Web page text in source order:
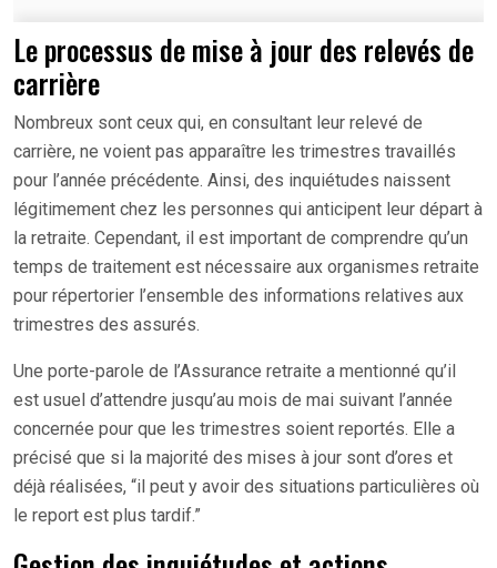
Le processus de mise à jour des relevés de
carrière
Nombreux sont ceux qui, en consultant leur relevé de
carrière, ne voient pas apparaître les trimestres travaillés
pour l’année précédente. Ainsi, des inquiétudes naissent
légitimement chez les personnes qui anticipent leur départ à
la retraite. Cependant, il est important de comprendre qu’un
temps de traitement est nécessaire aux organismes retraite
pour répertorier l’ensemble des informations relatives aux
trimestres des assurés.
Une porte-parole de l’Assurance retraite a mentionné qu’il
est usuel d’attendre jusqu’au mois de mai suivant l’année
concernée pour que les trimestres soient reportés. Elle a
précisé que si la majorité des mises à jour sont d’ores et
déjà réalisées, “il peut y avoir des situations particulières où
le report est plus tardif.”